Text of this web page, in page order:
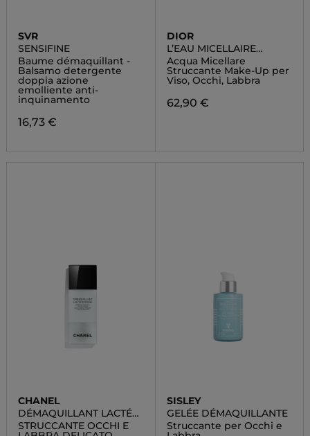
SVR
SENSIFINE
Baume démaquillant -
Balsamo detergente
doppia azione
emolliente anti-
inquinamento
16,73 €
DIOR
L’EAU MICELLAIRE
OFF/ON
Acqua Micellare
Struccante Make-Up per
Viso, Occhi, Labbra
62,90 €
CHANEL
DÉMAQUILLANT LACTÉ
INTENSE
STRUCCANTE OCCHI E
SISLEY
GELÉE DÉMAQUILLANTE
Struccante per Occhi e